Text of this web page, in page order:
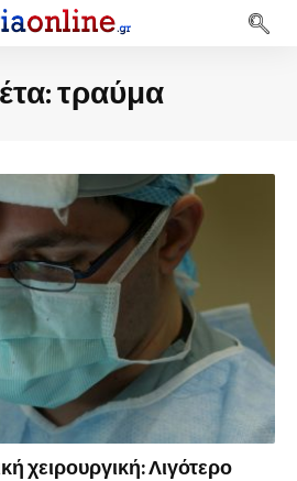
τραύμα
χειρουργική: Λιγότερο